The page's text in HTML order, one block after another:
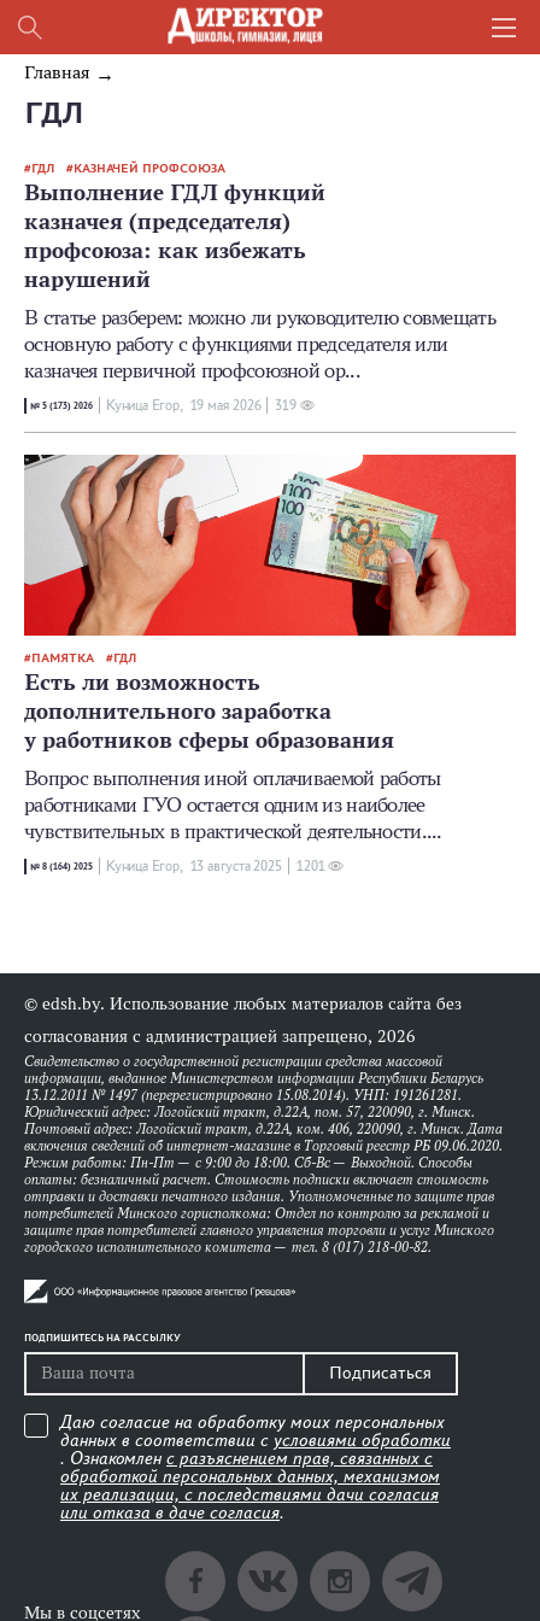
Главная
ГДЛ
ГДЛ КАЗНАЧЕЙ ПРОФСОЮЗА
Выполнение ГДЛ функций
казначея (председателя)
профсоюза: как избежать
нарушений
В статье разберем: можно ли руководителю совмещать
основную работу с функциями председателя или
казначея первичной профсоюзной ор...
№ 5 (173) 2026 Куница Егор, 19 мая 2026 319
ПАМЯТКА ГДЛ
Есть ли возможность
дополнительного заработка
у работников сферы образования
Вопрос выполнения иной оплачиваемой работы
работниками ГУО остается одним из наиболее
чувствительных в практической деятельности....
№ 8 (164) 2025 Куница Егор, 13 августа 2025 1201
© edsh.by. Использование любых материалов сайта без
согласования с администрацией запрещено, 2026
Свидетельство о государственной регистрации средства массовой
информации, выданное Министерством информации Республики Беларусь
13.12.2011 № 1497 (перерегистрировано 15.08.2014). УНП: 191261281.
Юридический адрес: Логойский тракт, д.22А, пом. 57, 220090, г. Минск.
Почтовый адрес: Логойский тракт, д.22А, ком. 406, 220090, г. Минск. Дата
включения сведений об интернет-магазине в Торговый реестр РБ 09.06.2020.
Режим работы: Пн-Пт — с 9:00 до 18:00. Сб-Вс — Выходной. Способы
оплаты: безналичный расчет. Стоимость подписки включает стоимость
отправки и доставки печатного издания. Уполномоченные по защите прав
потребителей Минского горисполкома: Отдел по контролю за рекламой и
защите прав потребителей главного управления торговли и услуг Минского
городского исполнительного комитета — тел. 8 (017) 218-00-82.
ПОДПИШИТЕСЬ НА РАССЫЛКУ
Подписаться
Даю согласие на обработку моих персональных
данных в соответствии с условиями обработки
. Ознакомлен с разъяснением прав, связанных с
обработкой персональных данных, механизмом
их реализации, с последствиями дачи согласия
или отказа в даче согласия.
Мы в соцсетях